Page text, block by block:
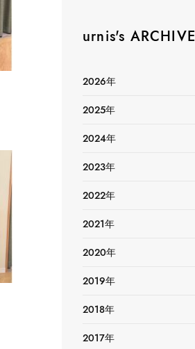
urnis's ARCHIVE
2026年
2025年
2024年
2023年
2022年
2021年
2020年
2019年
2018年
2017年